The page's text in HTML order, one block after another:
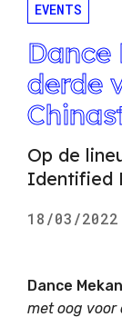
EVENTS
derde
Op de
Identified
18/03/2022
Dance
met oog voor